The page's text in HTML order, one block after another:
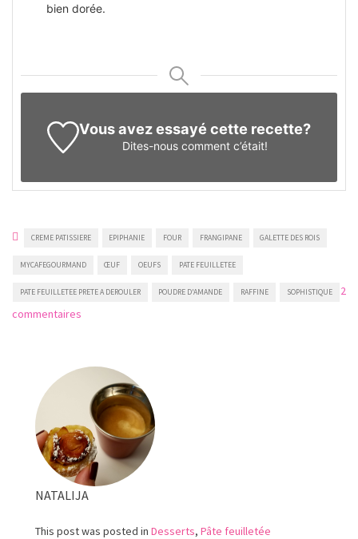
bien dorée.
Vous avez essayé cette recette?
Dites-nous comment c’était!
CREME PATISSIERE EPIPHANIE FOUR FRANGIPANE GALETTE DES ROIS
MYCAFEGOURMAND ŒUF OEUFS PATE FEUILLETEE
PATE FEUILLETEE PRETE A DEROULER POUDRE D'AMANDE RAFFINE SOPHISTIQUE
2
commentaires
frangipane
NATALIJA
This post was posted in Desserts, Pâte feuilletée